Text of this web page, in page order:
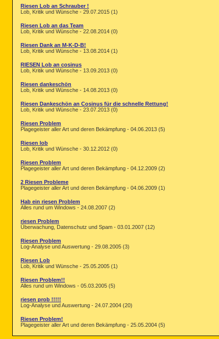
Riesen Lob an Schrauber !
Lob, Kritik und Wünsche - 29.07.2015 (1)
Riesen Lob an das Team
Lob, Kritik und Wünsche - 22.08.2014 (0)
Riesen Dank an M-K-D-B!
Lob, Kritik und Wünsche - 13.08.2014 (1)
RIESEN Lob an cosinus
Lob, Kritik und Wünsche - 13.09.2013 (0)
Riesen dankeschön
Lob, Kritik und Wünsche - 14.08.2013 (0)
Riesen Dankeschön an Cosinus für die schnelle Rettung!
Lob, Kritik und Wünsche - 23.07.2013 (0)
Riesen Problem
Plagegeister aller Art und deren Bekämpfung - 04.06.2013 (5)
Riesen lob
Lob, Kritik und Wünsche - 30.12.2012 (0)
Riesen Problem
Plagegeister aller Art und deren Bekämpfung - 04.12.2009 (2)
2 Riesen Probleme
Plagegeister aller Art und deren Bekämpfung - 04.06.2009 (1)
Hab ein riesen Problem
Alles rund um Windows - 24.08.2007 (2)
riesen Problem
Überwachung, Datenschutz und Spam - 03.01.2007 (12)
Riesen Problem
Log-Analyse und Auswertung - 29.08.2005 (3)
Riesen Lob
Lob, Kritik und Wünsche - 25.05.2005 (1)
Riesen Problem!!
Alles rund um Windows - 05.03.2005 (5)
riesen prob !!!!!
Log-Analyse und Auswertung - 24.07.2004 (20)
Riesen Problem!
Plagegeister aller Art und deren Bekämpfung - 25.05.2004 (5)